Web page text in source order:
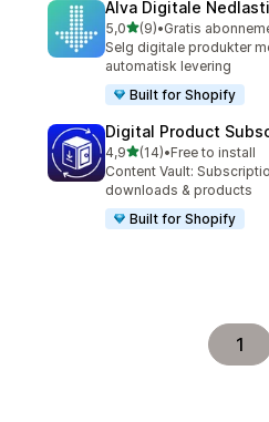
Alva Digitale
5,0av 5 stjerner
(9)
Totalt 9 omtaler
•
Selg digitale produkter
automatisk levering
Built for Shopify
Digital Product
4,9av 5 stjerner
(14)
Totalt 14 omtaler
•Free to install
Content Vault:
downloads & products
Built for Shopify
1